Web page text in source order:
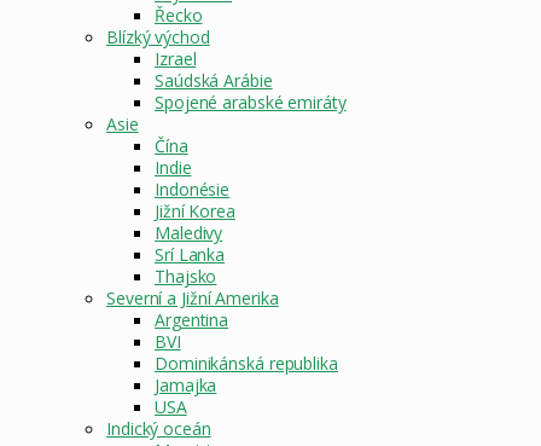
Řecko
Blízký východ
Izrael
Saúdská Arábie
Spojené arabské emiráty
Asie
Čína
Indie
Indonésie
Jižní Korea
Maledivy
Srí Lanka
Thajsko
Severní a Jižní Amerika
Argentina
BVI
Dominikánská republika
Jamajka
USA
Indický oceán